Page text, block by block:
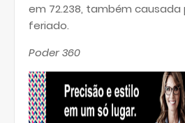
em 72.238, também
feriado.
Poder 360